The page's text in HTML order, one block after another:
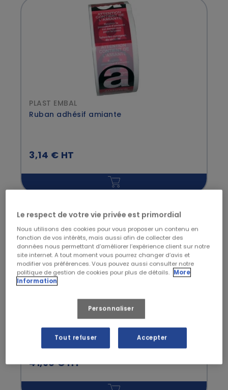
PLAST EMBAL
Ruban adhésif amiante
3,14 € HT
Sacs poubelles 150L PE BD renforcé noir
41,90 € HT
Le respect de votre vie privée est primordial
Nous utilisons des cookies pour vous proposer un contenu en
fonction de vos intérêts, mais aussi afin de collecter des
données nous permettant d’améliorer l’expérience client sur notre
site internet. A tout moment vous pourrez changer d’avis et
modifier vos préférences. Vous pouvez aussi consulter notre
politique de gestion de cookies pour plus de détails. More
Information
Personnaliser
Tout refuser Accepter